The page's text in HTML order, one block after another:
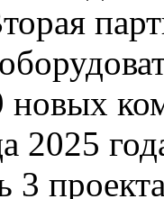
новых
2025
3